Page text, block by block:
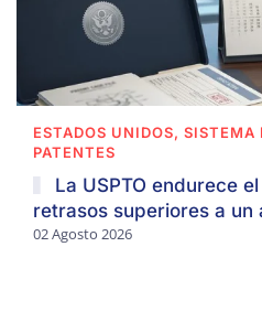
ESTADOS UNIDOS, SISTEMA
PATENTES
La USPTO endurece
retrasos superiores a un
02 Agosto 2026